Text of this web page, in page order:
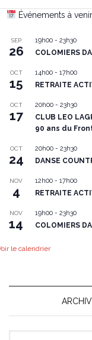
Événements à
SEP
26
19h00 - 23h30
COLOMIERS
OCT
15
14h00 - 17h00
RETRAITE
OCT
17
20h00 - 23h30
CLUB LEO
90 ans du
OCT
24
20h00 - 23h30
DANSE
NOV
4
12h00 - 17h00
RETRAITE
NOV
14
19h00 - 23h30
COLOMIERS
le calendrier